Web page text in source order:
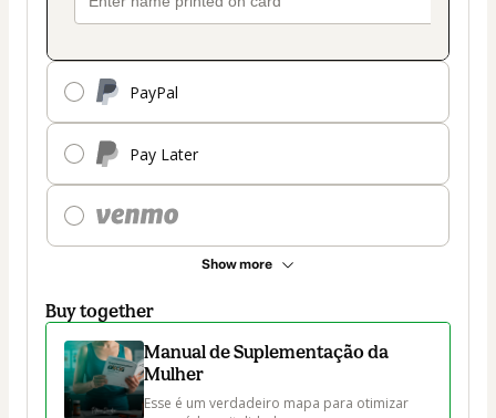
PayPal
Pay Later
Show more
Buy together
Manual de Suplementação da
Mulher
Esse é um verdadeiro mapa para otimizar